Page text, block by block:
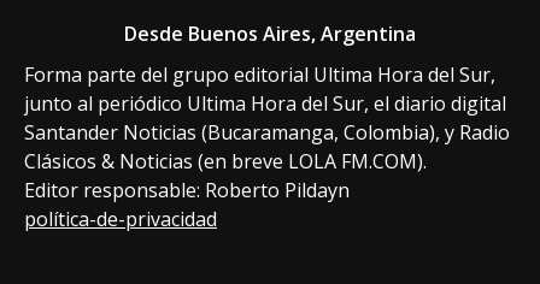
Desde Buenos Aires, Argentina
Forma parte del grupo editorial Ultima Hora del Sur,
junto al periódico Ultima Hora del Sur, el diario digital
Santander Noticias (Bucaramanga, Colombia), y Radio
Clásicos & Noticias (en breve LOLA FM.COM).
Editor responsable: Roberto Pildayn
política-de-privacidad